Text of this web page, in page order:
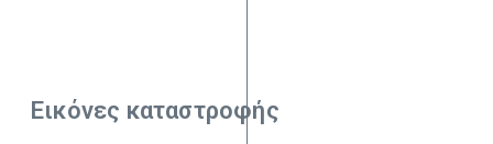
Εικόνες καταστροφής